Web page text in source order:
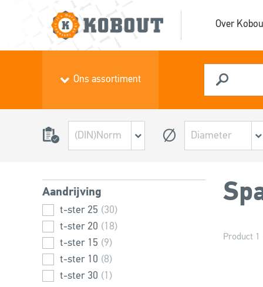
Over
Ons assortiment
Aandrijving
t-ster 25 (30)
t-ster 20 (18)
t-ster 15 (9)
t-ster 10 (8)
t-ster 30 (1)
Product 1